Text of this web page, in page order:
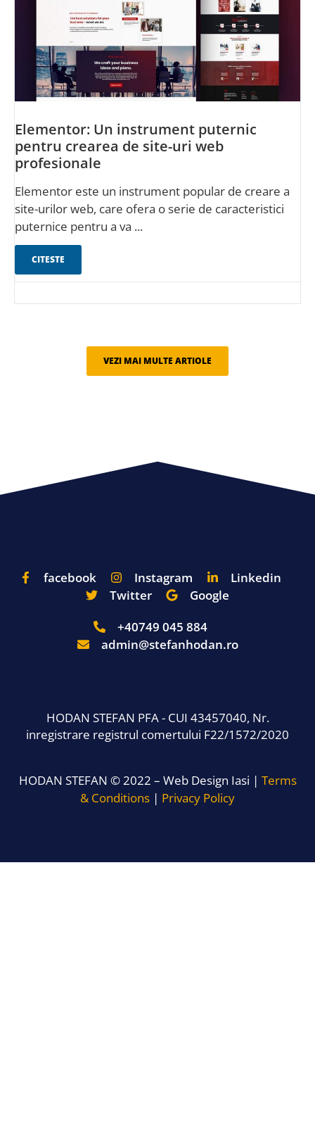
Elementor: Un instrument puternic
pentru crearea de site-uri web
profesionale
Elementor este un instrument popular de creare a
site-urilor web, care ofera o serie de caracteristici
puternice pentru a va ...
CITESTE
VEZI MAI MULTE ARTIOLE
facebook Instagram
Linkedin
Twitter
Google
+40749 045 884
admin@stefanhodan.ro
HODAN STEFAN PFA - CUI 43457040, Nr.
inregistrare registrul comertului F22/1572/2020
HODAN STEFAN © 2022 – Web Design Iasi | Terms
& Conditions | Privacy Policy